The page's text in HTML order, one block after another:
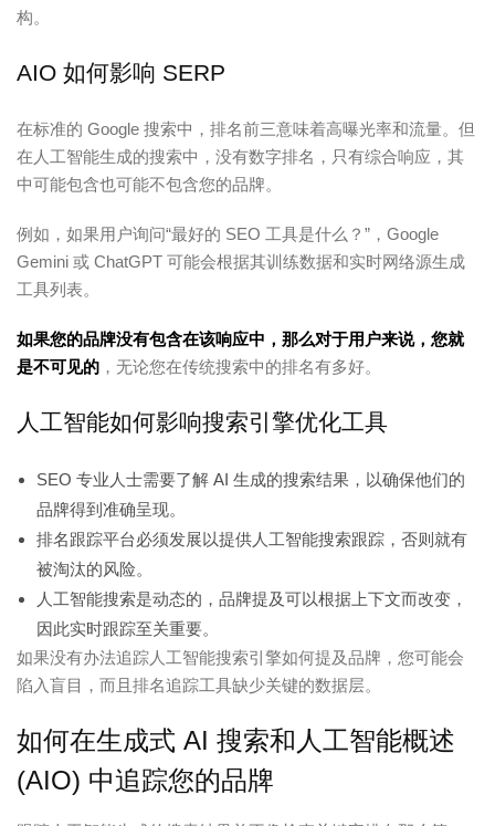
构。
AIO 如何影响 SERP
在标准的 Google 搜索中，排名前三意味着高曝光率和流量。但
在人工智能生成的搜索中，没有数字排名，只有综合响应，其
中可能包含也可能不包含您的品牌。
例如，如果用户询问“最好的 SEO 工具是什么？”，Google
Gemini 或 ChatGPT 可能会根据其训练数据和实时网络源生成
工具列表。
如果您的品牌没有包含在该响应中，那么对于用户来说，您就
是不可见的 ，无论您在传统搜索中的排名有多好。
人工智能如何影响搜索引擎优化工具
SEO 专业人士需要了解 AI 生成的搜索结果，以确保他们的
品牌得到准确呈现。
排名跟踪平台必须发展以提供人工智能搜索跟踪，否则就有
被淘汰的风险。
人工智能搜索是动态的，品牌提及可以根据上下文而改变，
因此实时跟踪至关重要。
如果没有办法追踪人工智能搜索引擎如何提及品牌，您可能会
陷入盲目，而且排名追踪工具缺少关键的数据层。
如何在生成式 AI 搜索和人工智能概述
(AIO) 中追踪您的品牌